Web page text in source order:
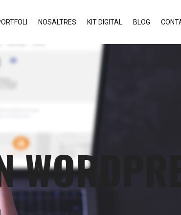
NOSALTRES KIT DIGITAL BLOG